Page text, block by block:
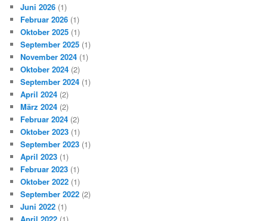
Juni 2026 (1)
Februar 2026 (1)
Oktober 2025 (1)
September 2025 (1)
November 2024 (1)
Oktober 2024 (2)
September 2024 (1)
April 2024 (2)
März 2024 (2)
Februar 2024 (2)
Oktober 2023 (1)
September 2023 (1)
April 2023 (1)
Februar 2023 (1)
Oktober 2022 (1)
September 2022 (2)
Juni 2022 (1)